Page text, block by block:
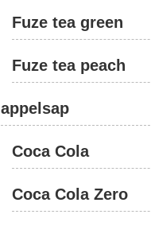
Fuze tea green
Fuze tea peach
appelsap
Coca Cola
Coca Cola Zero